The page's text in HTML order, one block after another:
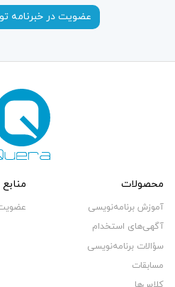
عضویت در خبرنامه
محصولات
آموزش برنامه‌نویسی
آگهی‌های استخدام
سؤالات برنامه‌نویسی
مسابقات
منابع